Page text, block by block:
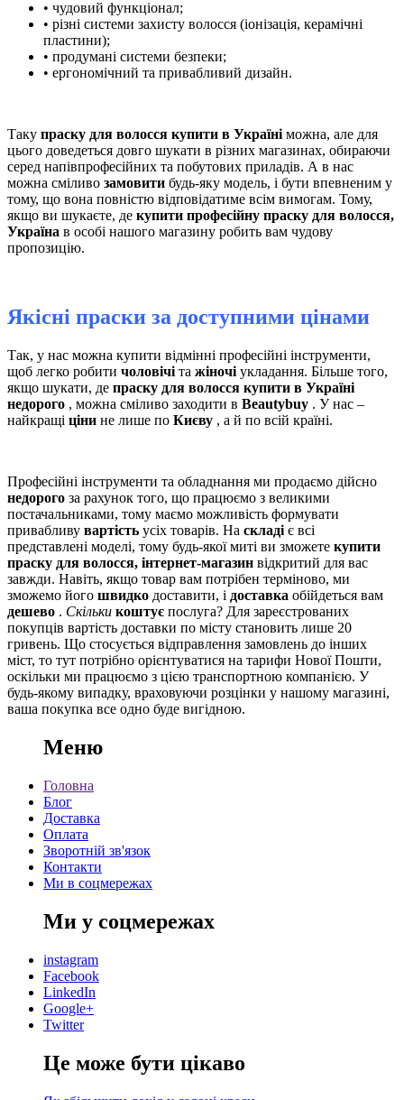
• чудовий функціонал;
• різні системи захисту волосся (іонізація, керамічні
пластини);
• продумані системи безпеки;
• ергономічний та привабливий дизайн.
Таку праску для волосся купити в Україні можна, але для
цього доведеться довго шукати в різних магазинах, обираючи
серед напівпрофесійних та побутових приладів. А в нас
можна сміливо замовити будь-яку модель, і бути впевненим у
тому, що вона повністю відповідатиме всім вимогам. Тому,
якщо ви шукаєте, де купити професійну праску для волосся,
Україна в особі нашого магазину робить вам чудову
пропозицію.
Якісні праски за доступними цінами
Так, у нас можна купити відмінні професійні інструменти,
щоб легко робити чоловічі та жіночі укладання. Більше того,
якщо шукати, де праску для волосся купити в Україні
недорого , можна сміливо заходити в Beautybuy . У нас –
найкращі ціни не лише по Києву , а й по всій країні.
Професійні інструменти та обладнання ми продаємо дійсно
недорого за рахунок того, що працюємо з великими
постачальниками, тому маємо можливість формувати
привабливу вартість усіх товарів. На складі є всі
представлені моделі, тому будь-якої миті ви зможете купити
праску для волосся, інтернет-магазин відкритий для вас
завжди. Навіть, якщо товар вам потрібен терміново, ми
зможемо його швидко доставити, і доставка обійдеться вам
дешево . Скільки коштує послуга? Для зареєстрованих
покупців вартість доставки по місту становить лише 20
гривень. Що стосується відправлення замовлень до інших
міст, то тут потрібно орієнтуватися на тарифи Нової Пошти,
оскільки ми працюємо з цією транспортною компанією. У
будь-якому випадку, враховуючи розцінки у нашому магазині,
ваша покупка все одно буде вигідною.
Меню
Головна
Блог
Доставка
Оплата
Зворотній зв'язок
Контакти
Ми в соцмережах
Ми у соцмережах
instagram
Facebook
LinkedIn
Google+
Twitter
Це може бути цікаво